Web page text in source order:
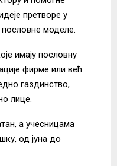
претворе у
моделе.
имају пословну
фирме или већ
газдинство,
лице.
а учесницама
од јуна до